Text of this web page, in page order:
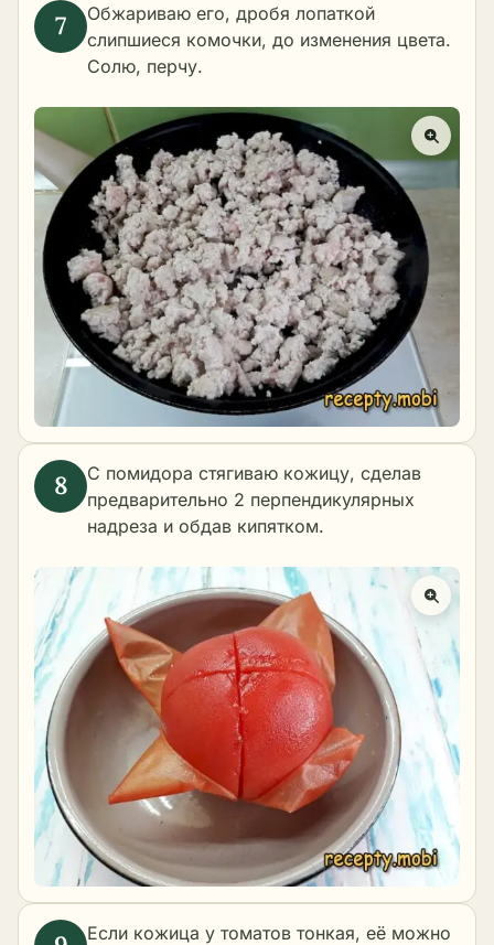
Обжариваю его, дробя лопаткой
слипшиеся комочки, до изменения цвета.
Солю, перчу.
С помидора стягиваю кожицу, сделав
предварительно 2 перпендикулярных
надреза и обдав кипятком.
Если кожица у томатов тонкая, её можно